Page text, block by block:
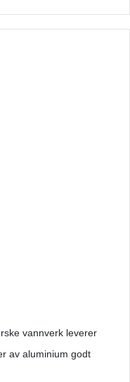
vannverk leverer
av aluminium godt